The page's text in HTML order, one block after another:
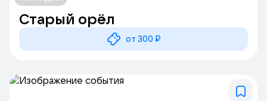
Старый орёл
от 300 ₽